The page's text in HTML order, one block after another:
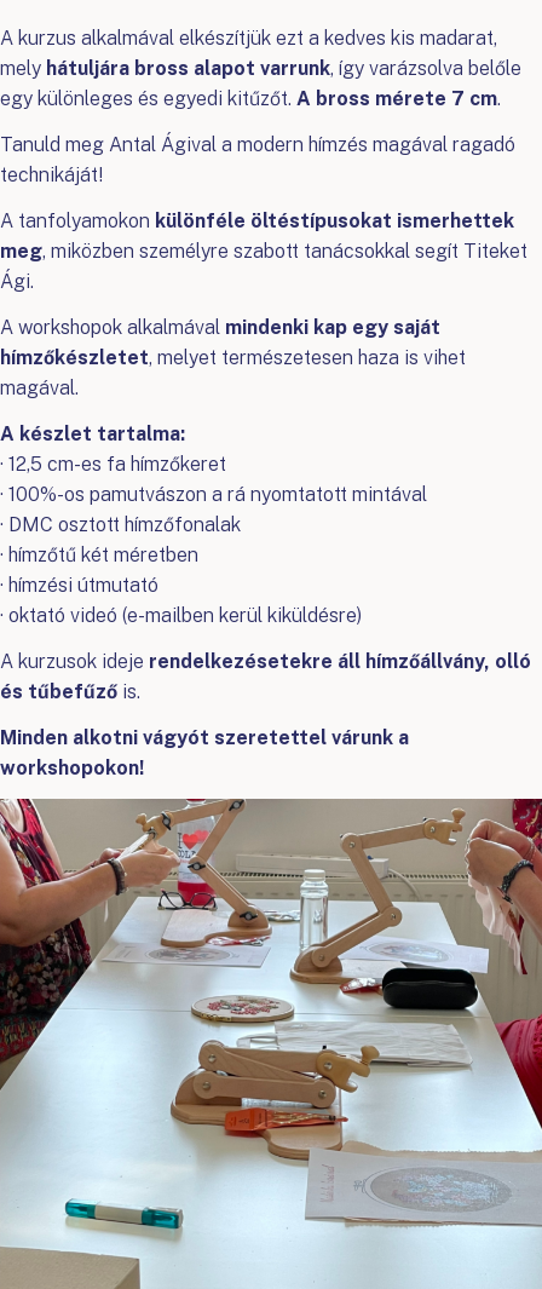
A kurzus alkalmával elkészítjük ezt a kedves kis madarat,
mely hátuljára bross alapot varrunk, így varázsolva belőle
egy különleges és egyedi kitűzőt. A bross mérete 7 cm.
Tanuld meg Antal Ágival a modern hímzés magával ragadó
technikáját!
A tanfolyamokon különféle öltéstípusokat ismerhettek
meg, miközben személyre szabott tanácsokkal segít Titeket
Ági.
A workshopok alkalmával mindenki kap egy saját
hímzőkészletet, melyet természetesen haza is vihet
magával.
A készlet tartalma:
· 12,5 cm-es fa hímzőkeret
· 100%-os pamutvászon a rá nyomtatott mintával
· DMC osztott hímzőfonalak
· hímzőtű két méretben
· hímzési útmutató
· oktató videó (e-mailben kerül kiküldésre)
A kurzusok ideje rendelkezésetekre áll hímzőállvány, olló
és tűbefűző is.
Minden alkotni vágyót szeretettel várunk a
workshopokon!